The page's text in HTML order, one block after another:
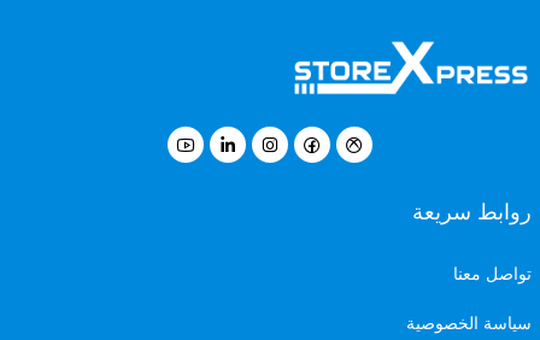
روابط سريعة
تواصل معنا
سياسة الخصوصية